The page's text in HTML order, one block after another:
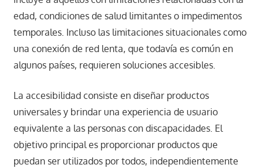
edad, condiciones de salud limitantes o impedimentos
temporales. Incluso las limitaciones situacionales como
una conexión de red lenta, que todavía es común en
algunos países, requieren soluciones accesibles.
La accesibilidad consiste en diseñar productos
universales y brindar una experiencia de usuario
equivalente a las personas con discapacidades. El
objetivo principal es proporcionar productos que
puedan ser utilizados por todos, independientemente